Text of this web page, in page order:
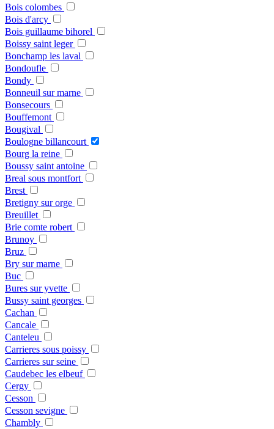
Bois colombes
Bois d'arcy
Bois guillaume bihorel
Boissy saint leger
Bonchamp les laval
Bondoufle
Bondy
Bonneuil sur marne
Bonsecours
Bouffemont
Bougival
Boulogne billancourt
Bourg la reine
Boussy saint antoine
Breal sous montfort
Brest
Bretigny sur orge
Breuillet
Brie comte robert
Brunoy
Bruz
Bry sur marne
Buc
Bures sur yvette
Bussy saint georges
Cachan
Cancale
Canteleu
Carrieres sous poissy
Carrieres sur seine
Caudebec les elbeuf
Cergy
Cesson
Cesson sevigne
Chambly